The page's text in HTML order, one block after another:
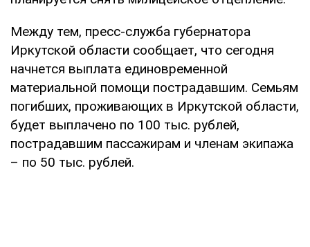
Между тем, пресс-служба губернатора
Иркутской области сообщает, что сегодня
начнется выплата единовременной
материальной помощи пострадавшим. Семьям
погибших, проживающих в Иркутской области,
будет выплачено по 100 тыс. рублей,
пострадавшим пассажирам и членам экипажа
– по 50 тыс. рублей.